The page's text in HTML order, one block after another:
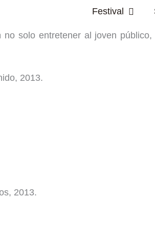
Festival Abrir
solo entretener al joven
2013.
2013.